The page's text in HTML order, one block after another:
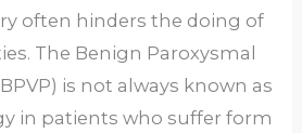
often hinders the doing of
The Benign Paroxysmal
is not always known as
in patients who suffer form